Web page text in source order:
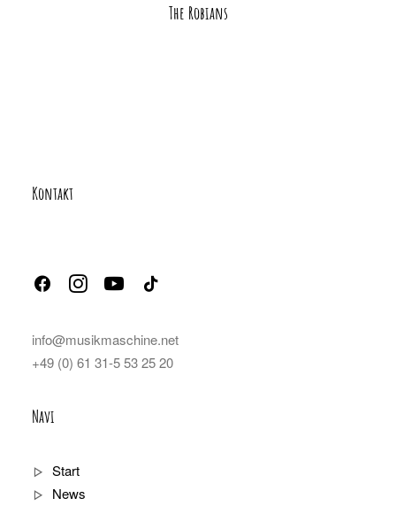
The Robians
Kontakt
info@musikmaschine.net
+49 (0) 61 31-5 53 25 20
Navi
Start
News